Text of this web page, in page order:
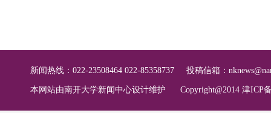
新闻热线：022-23508464 022-85358737 投稿信箱：
本网站由南开大学新闻中心设计维护 Copyright@2014 津ICP